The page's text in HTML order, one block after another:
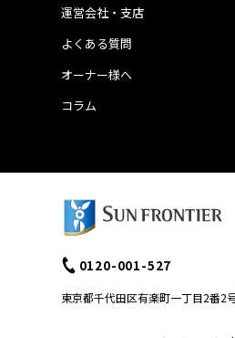
運営会社・支店
よくある質問
オーナー様へ
コラム
0120-001-527
東京都千代田区有楽町一丁目2番2